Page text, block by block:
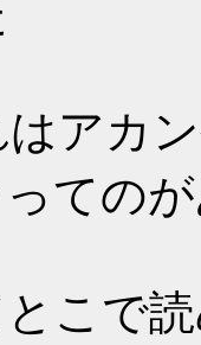
アカ
ての
こで